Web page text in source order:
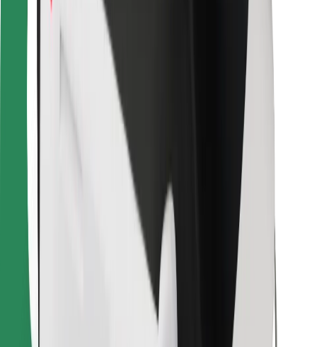
Za lastnike voznih parkov
Za restavracije
Bolt za podjetja
Pogoji poslovanja
Do vožnje v nekaj minutah!
Prenesi aplikacijo Bolt
Najdi svojo najljubšo hrano!
Prenesi aplikacijo Bolt Food